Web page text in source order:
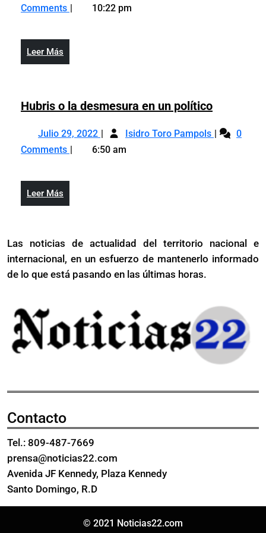
me
des…
22,
2024
Comments
10:22 pm
Leer Más
Más
Hubris o la desmesura en un políticoHubris
la
Julio 29, 2022 Julio
29,
Isidro Toro Pampols Hubris
0
Comments
6:50 am
Leer Más
Más
Las noticias de actualidad del territorio nacional e
internacional, en un esfuerzo de mantenerlo informado
de lo que está pasando en las últimas horas.
Contacto
Tel.: 809-487-7669
prensa@noticias22.com
Avenida JF Kennedy, Plaza Kennedy
Santo Domingo, R.D
© 2021 Noticias22.com